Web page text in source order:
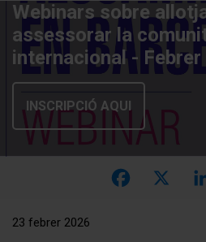
Webinars sobre
assessorar la
internacional -
INSCRIPCIÓ AQUI
Facebook
23 febrer 2026